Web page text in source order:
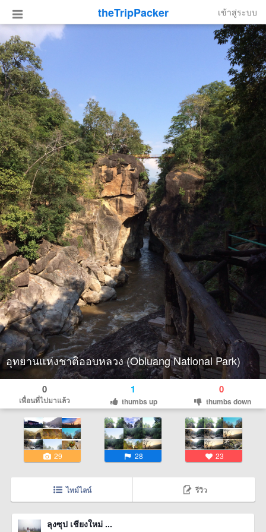
theTripPacker เข้าสู่ระบบ
อุทยานแห่งชาติออบหลวง (Obluang National Park)
0
เพื่อนที่ไปมาแล้ว
1
thumbs up
0
thumbs down
29 28 23
ไทม์ไลน์ รีวิว
ลุงซุป เชียงใหม่ ...